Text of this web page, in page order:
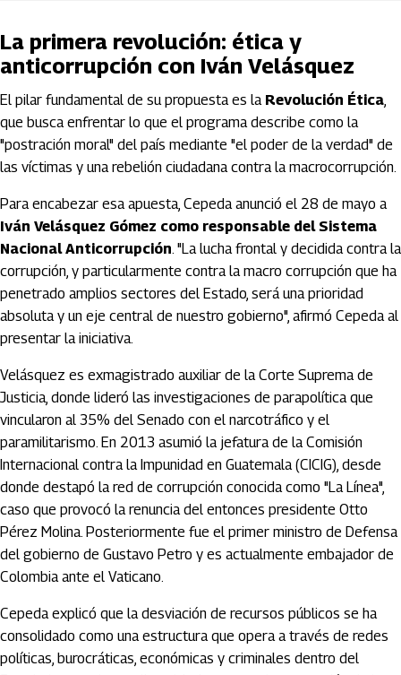
La primera revolución: ética y
anticorrupción con Iván Velásquez
El pilar fundamental de su propuesta es la Revolución Ética,
que busca enfrentar lo que el programa describe como la
"postración moral" del país mediante "el poder de la verdad" de
las víctimas y una rebelión ciudadana contra la macrocorrupción.
Para encabezar esa apuesta, Cepeda anunció el 28 de mayo a
Iván Velásquez Gómez como responsable del Sistema
Nacional Anticorrupción. "La lucha frontal y decidida contra la
corrupción, y particularmente contra la macro corrupción que ha
penetrado amplios sectores del Estado, será una prioridad
absoluta y un eje central de nuestro gobierno", afirmó Cepeda al
presentar la iniciativa.
Velásquez es exmagistrado auxiliar de la Corte Suprema de
Justicia, donde lideró las investigaciones de parapolítica que
vincularon al 35% del Senado con el narcotráfico y el
paramilitarismo. En 2013 asumió la jefatura de la Comisión
Internacional contra la Impunidad en Guatemala (CICIG), desde
donde destapó la red de corrupción conocida como "La Línea",
caso que provocó la renuncia del entonces presidente Otto
Pérez Molina. Posteriormente fue el primer ministro de Defensa
del gobierno de Gustavo Petro y es actualmente embajador de
Colombia ante el Vaticano.
Cepeda explicó que la desviación de recursos públicos se ha
consolidado como una estructura que opera a través de redes
políticas, burocráticas, económicas y criminales dentro del